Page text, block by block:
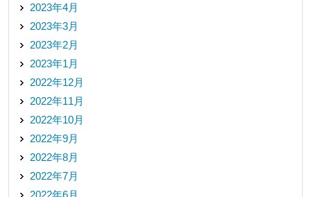
2023年4月
2023年3月
2023年2月
2023年1月
2022年12月
2022年11月
2022年10月
2022年9月
2022年8月
2022年7月
2022年6月